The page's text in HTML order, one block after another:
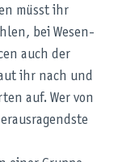
müsst ihr
bei Wesen-
auch der
ihr nach und
auf. Wer von